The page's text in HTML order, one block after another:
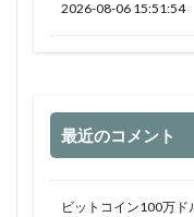
2026-08-06 15:51:54
最近のコメント
ビットコイン100万